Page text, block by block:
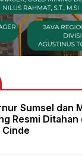
Sumsel dan
Resmi Ditahan
Cinde